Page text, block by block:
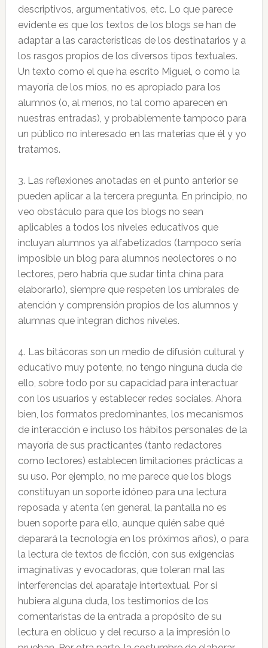
descriptivos, argumentativos, etc. Lo que parece
evidente es que los textos de los blogs se han de
adaptar a las características de los destinatarios y a
los rasgos propios de los diversos tipos textuales.
Un texto como el que ha escrito Miguel, o como la
mayoría de los míos, no es apropiado para los
alumnos (o, al menos, no tal como aparecen en
nuestras entradas), y probablemente tampoco para
un público no interesado en las materias que él y yo
tratamos.
3. Las reflexiones anotadas en el punto anterior se
pueden aplicar a la tercera pregunta. En principio, no
veo obstáculo para que los blogs no sean
aplicables a todos los niveles educativos que
incluyan alumnos ya alfabetizados (tampoco sería
imposible un blog para alumnos neolectores o no
lectores, pero habría que sudar tinta china para
elaborarlo), siempre que respeten los umbrales de
atención y comprensión propios de los alumnos y
alumnas que integran dichos niveles.
4. Las bitácoras son un medio de difusión cultural y
educativo muy potente, no tengo ninguna duda de
ello, sobre todo por su capacidad para interactuar
con los usuarios y establecer redes sociales. Ahora
bien, los formatos predominantes, los mecanismos
de interacción e incluso los hábitos personales de la
mayoría de sus practicantes (tanto redactores
como lectores) establecen limitaciones prácticas a
su uso. Por ejemplo, no me parece que los blogs
constituyan un soporte idóneo para una lectura
reposada y atenta (en general, la pantalla no es
buen soporte para ello, aunque quién sabe qué
deparará la tecnología en los próximos años), o para
la lectura de textos de ficción, con sus exigencias
imaginativas y evocadoras, que toleran mal las
interferencias del aparataje intertextual. Por si
hubiera alguna duda, los testimonios de los
comentaristas de la entrada a propósito de su
lectura en oblicuo y del recurso a la impresión lo